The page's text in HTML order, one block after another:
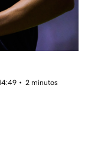
2 minutos